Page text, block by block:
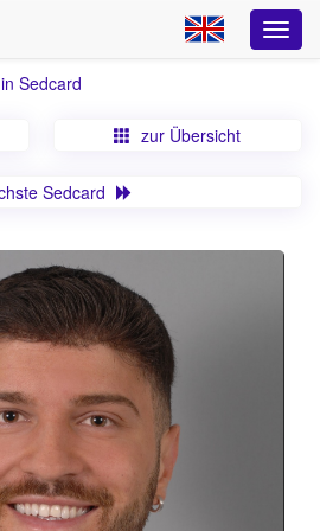
Sedcard
zur Übersicht
Sedcard